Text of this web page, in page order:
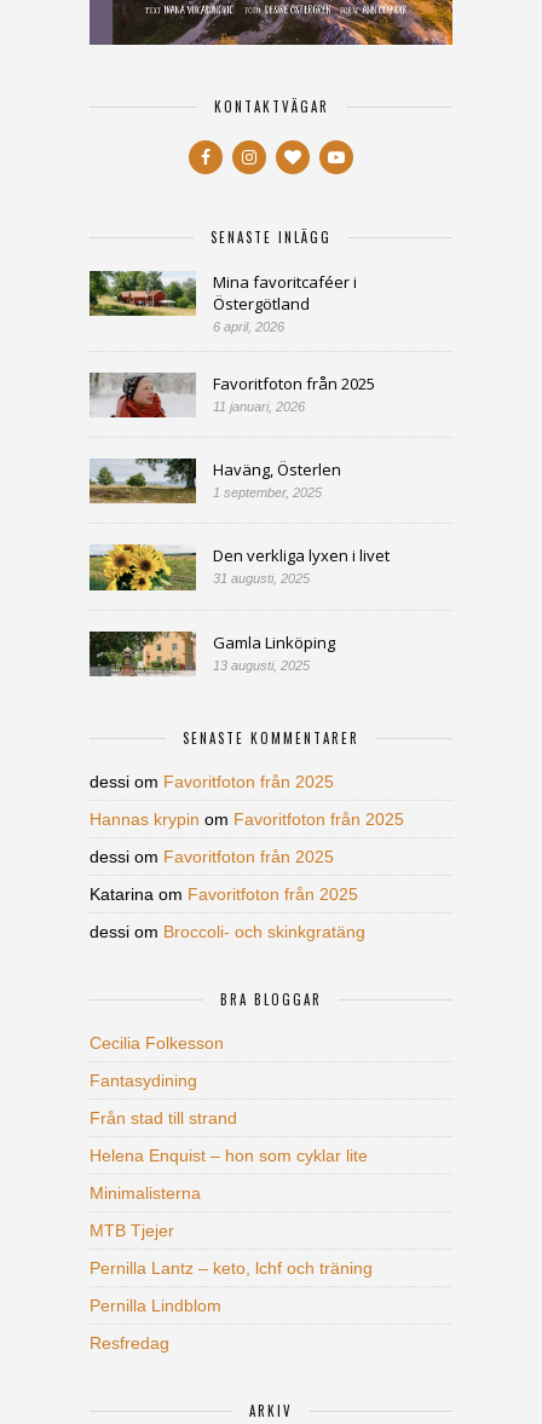
KONTAKTVÄGAR
SENASTE INLÄGG
Mina favoritcaféer i
Östergötland
6 april, 2026
Favoritfoton från 2025
11 januari, 2026
Haväng, Österlen
1 september, 2025
Den verkliga lyxen i livet
31 augusti, 2025
Gamla Linköping
13 augusti, 2025
SENASTE KOMMENTARER
dessi om Favoritfoton från 2025
Hannas krypin om Favoritfoton från 2025
dessi om Favoritfoton från 2025
Katarina om Favoritfoton från 2025
dessi om Broccoli- och skinkgratäng
BRA BLOGGAR
Cecilia Folkesson
Fantasydining
Från stad till strand
Helena Enquist – hon som cyklar lite
Minimalisterna
MTB Tjejer
Pernilla Lantz – keto, lchf och träning
Pernilla Lindblom
Resfredag
ARKIV